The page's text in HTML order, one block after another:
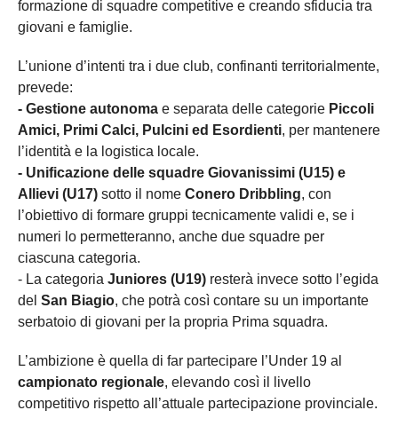
formazione di squadre competitive e creando sfiducia tra
giovani e famiglie.
L’unione d’intenti tra i due club, confinanti territorialmente,
prevede:
- Gestione autonoma e separata delle categorie Piccoli
Amici, Primi Calci, Pulcini ed Esordienti, per mantenere
l’identità e la logistica locale.
- Unificazione delle squadre Giovanissimi (U15) e
Allievi (U17) sotto il nome Conero Dribbling, con
l’obiettivo di formare gruppi tecnicamente validi e, se i
numeri lo permetteranno, anche due squadre per
ciascuna categoria.
- La categoria Juniores (U19) resterà invece sotto l’egida
del San Biagio, che potrà così contare su un importante
serbatoio di giovani per la propria Prima squadra.
L’ambizione è quella di far partecipare l’Under 19 al
campionato regionale, elevando così il livello
competitivo rispetto all’attuale partecipazione provinciale.